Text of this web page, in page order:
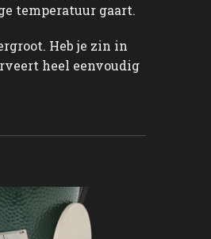
temperatuur gaart.
Heb je zin in
heel eenvoudig